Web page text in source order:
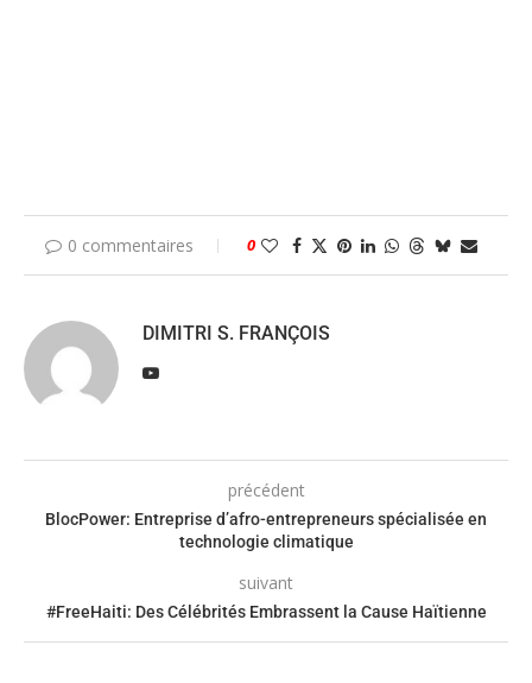
0 commentaires 0
DIMITRI S. FRANÇOIS
précédent
BlocPower: Entreprise d’afro-entrepreneurs spécialisée en
technologie climatique
suivant
#FreeHaiti: Des Célébrités Embrassent la Cause Haïtienne